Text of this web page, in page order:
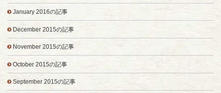
January 2016の記事
December 2015の記事
November 2015の記事
October 2015の記事
September 2015の記事